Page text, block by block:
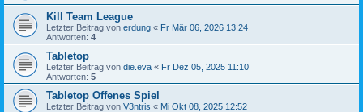
Kill Team League
Letzter Beitrag von erdung « Fr Mär 06, 2026 13:24
Antworten: 4
Tabletop
Letzter Beitrag von die.eva « Fr Dez 05, 2025 11:10
Antworten: 5
Tabletop Offenes Spiel
Letzter Beitrag von V3ntris « Mi Okt 08, 2025 12:52